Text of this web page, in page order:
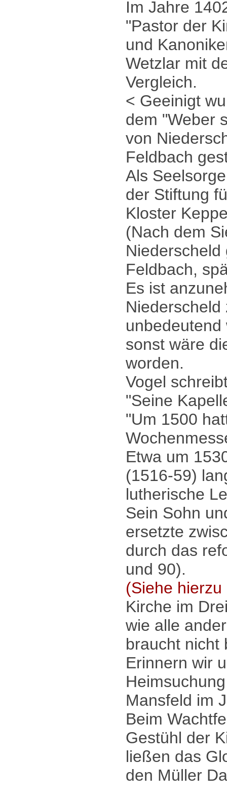
Im Jahre
"Pastor der
und
Wetzlar mit
Vergleich.
< Geeinigt
dem "Weber
von
Feldbach
Als
der Stiftung
Kloster
(Nach dem
Feldbach,
Es ist
unbedeutend
sonst wäre
worden.
Vogel
"Seine
"Um 1500
Etwa um
(1516-59)
lutherische
Sein Sohn
ersetzte
durch das
und 90).
(Siehe
Kirche im
wie alle
braucht nicht
Erinnern wir
Mansfeld im
Beim
Gestühl der
ließen das
den Müller